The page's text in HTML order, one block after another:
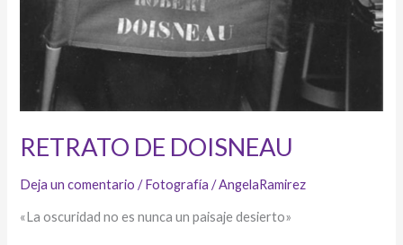
RETRATO DE DOISNEAU
Deja un comentario /Fotografía /AngelaRamirez
«La oscuridad no es nunca un paisaje desierto»